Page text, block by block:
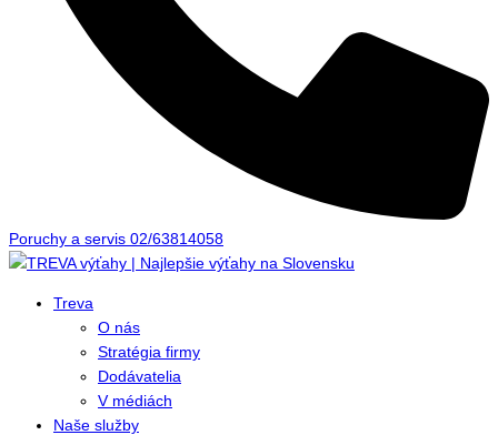
Poruchy a servis 02/63814058
Treva
O nás
Stratégia firmy
Dodávatelia
V médiách
Naše služby